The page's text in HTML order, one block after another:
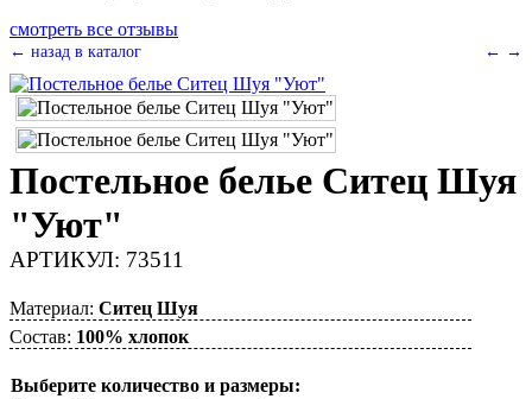
смотреть все отзывы
← →
← назад в каталог
Постельное белье Ситец Шуя
"Уют"
АРТИКУЛ: 73511
Материал: Ситец Шуя
Состав: 100% хлопок
Выберите количество и размеры: